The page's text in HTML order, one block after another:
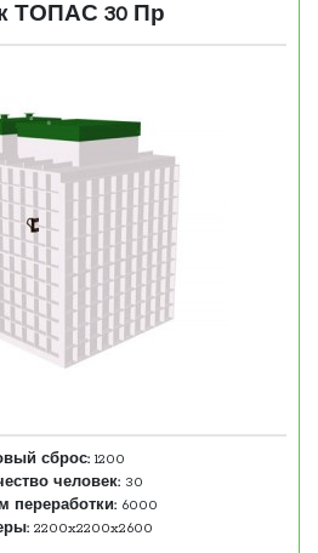
ТОПАС 30 Пр
сброс: 1200
человек: 30
переработки: 6000
2200x2200x2600